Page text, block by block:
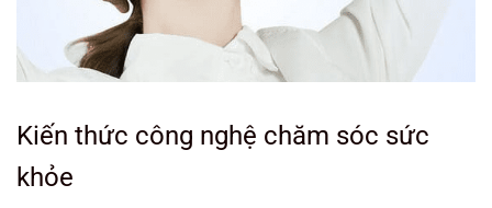
Kiến thức công nghệ chăm sóc sức
khỏe